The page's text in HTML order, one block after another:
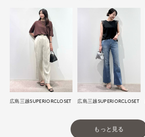
広島三越SUPERIORCLOSET 広島三越SUPERIORCLOSET
もっと見る